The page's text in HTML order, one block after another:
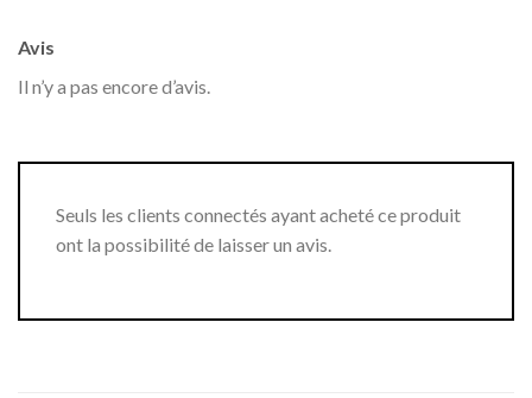
Avis
Il n’y a pas encore d’avis.
Seuls les clients connectés ayant acheté ce produit
ont la possibilité de laisser un avis.